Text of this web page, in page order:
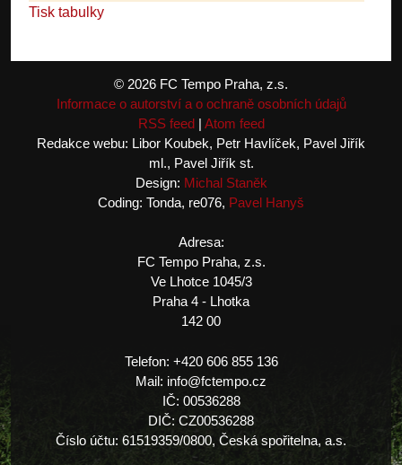
Tisk tabulky
© 2026 FC Tempo Praha, z.s.
Informace o autorství a o ochraně osobních údajů
RSS feed| Atom feed
Redakce webu: Libor Koubek, Petr Havlíček, Pavel Jiřík
ml., Pavel Jiřík st.
Design: Michal Staněk
Coding: Tonda, re076, Pavel Hanyš
Adresa:
FC Tempo Praha, z.s.
Ve Lhotce 1045/3
Praha 4 - Lhotka
142 00
Telefon: +420 606 855 136
Mail: info@fctempo.cz
IČ: 00536288
DIČ: CZ00536288
Číslo účtu: 61519359/0800, Česká spořitelna, a.s.